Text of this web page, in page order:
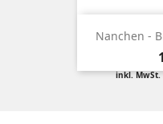
Nanchen -
inkl. MwSt.